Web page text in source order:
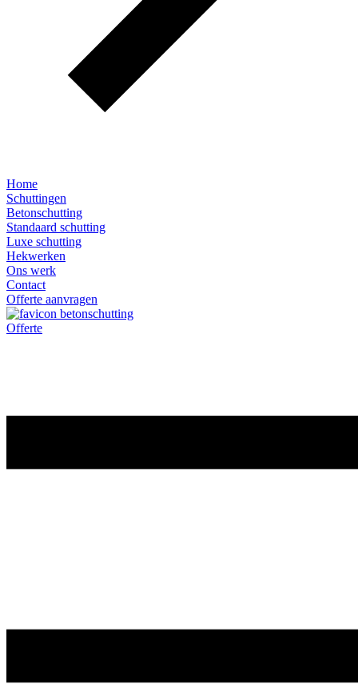
Home
Schuttingen
Betonschutting
Standaard schutting
Luxe schutting
Hekwerken
Ons werk
Contact
Offerte aanvragen
Offerte